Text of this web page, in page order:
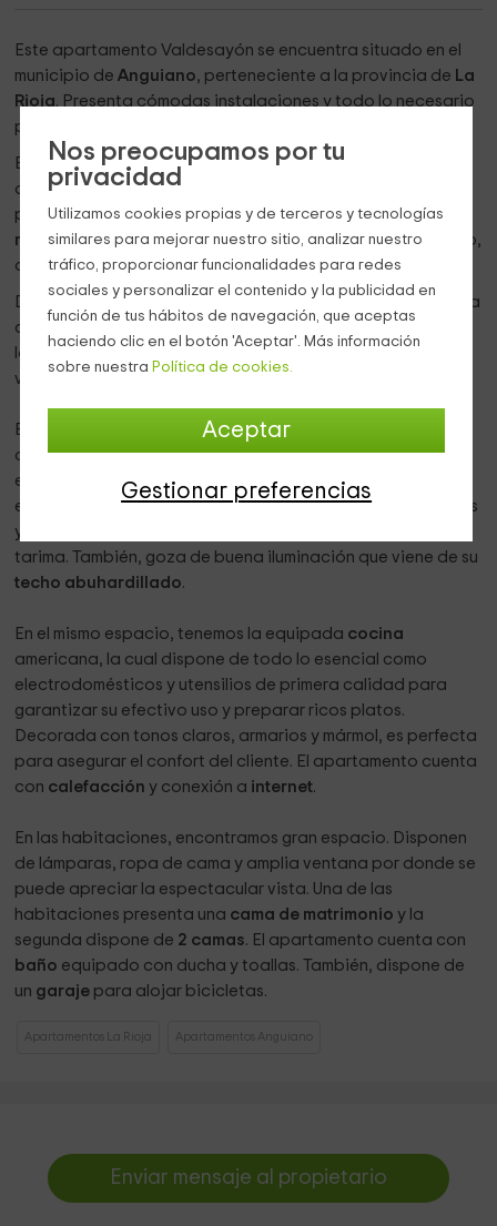
Nos preocupamos por tu
privacidad
Utilizamos cookies propias y de terceros y tecnologías
similares para mejorar nuestro sitio, analizar nuestro
tráfico, proporcionar funcionalidades para redes
sociales y personalizar el contenido y la publicidad en
función de tus hábitos de navegación, que aceptas
haciendo clic en el botón 'Aceptar'. Más información
sobre nuestra Política de cookies.
Aceptar
Gestionar preferencias
Este apartamento Valdesayón se encuentra situado en el
municipio deAnguiano, perteneciente a la provincia de La
Rioja. Presenta cómodas instalaciones y todo lo necesario
para garantizar unas excepcionales vacaciones.
El edificio fue reconstruido conservando su artística
arquitectura. Se trata de una estructura antigua que
presenta fachada en piedra,balconesy puerta de
madera. Además, podremos visualizar un particular escudo,
que representa a quien construyó dicha edificación.
Dispone de una capacidad total para 5 personas
y cuenta
con
. El alojamiento presenta todas
las comodidades posibles y deseadas por cualquier
visitante para garantizar una tranquila estancia.
En su interior, tenemos el espacioso
de un ampliosofá, mesa de centro ytelevisiónpara
entretenernos con la mejor programación. Seguidamente,
encontramos el preciosocomedorde madera, con detalles
y frutas. El espacio presenta llamativos colores y suelo de
tarima. También, goza de buena iluminación que viene de su
techo abuhardillado.
En el mismo espacio, tenemos la equipada cocina
americana, la cual dispone de todo lo esencial como
electrodomésticos y utensilios de primera calidad para
garantizar su efectivo uso y preparar ricos platos.
Decorada con tonos claros, armarios y mármol, es perfecta
para asegurar el confort del cliente. El apartamento cuenta
con calefacción y conexión a internet.
En las habitaciones, encontramos gran espacio. Disponen
de lámparas, ropa de cama y amplia ventana por donde se
puede apreciar la espectacular vista. Una de las
habitaciones presenta una cama de matrimonio y la
segunda dispone de 2 camas. El apartamento cuenta con
baño equipado con ducha y toallas. También, dispone de
un garaje para alojar bicicletas.
Apartamentos La Rioja Apartamentos Anguiano
Enviar mensaje al propietario